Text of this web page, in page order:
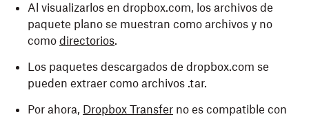
Al visualizarlos en dropbox.com, los archivos de
paquete plano se muestran como archivos y no
como directorios.
Los paquetes descargados de dropbox.com se
pueden extraer como archivos .tar.
Por ahora, Dropbox Transfer no es compatible con